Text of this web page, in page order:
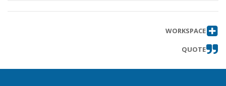
WORKSPACE
QUOTE